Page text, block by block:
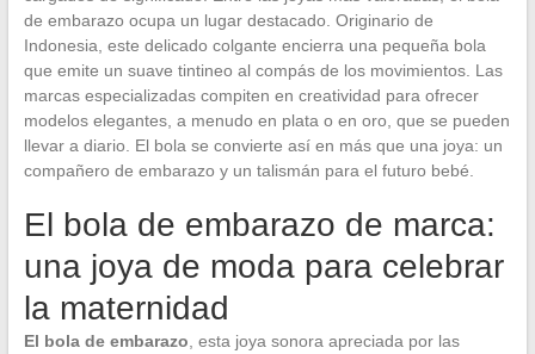
de embarazo ocupa un lugar destacado. Originario de
Indonesia, este delicado colgante encierra una pequeña bola
que emite un suave tintineo al compás de los movimientos. Las
marcas especializadas compiten en creatividad para ofrecer
modelos elegantes, a menudo en plata o en oro, que se pueden
llevar a diario. El bola se convierte así en más que una joya: un
compañero de embarazo y un talismán para el futuro bebé.
El bola de embarazo de marca:
una joya de moda para celebrar
la maternidad
El bola de embarazo , esta joya sonora apreciada por las